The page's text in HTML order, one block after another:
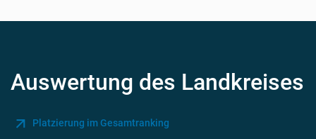
Auswertung des Landkreises
Platzierung im Gesamtranking